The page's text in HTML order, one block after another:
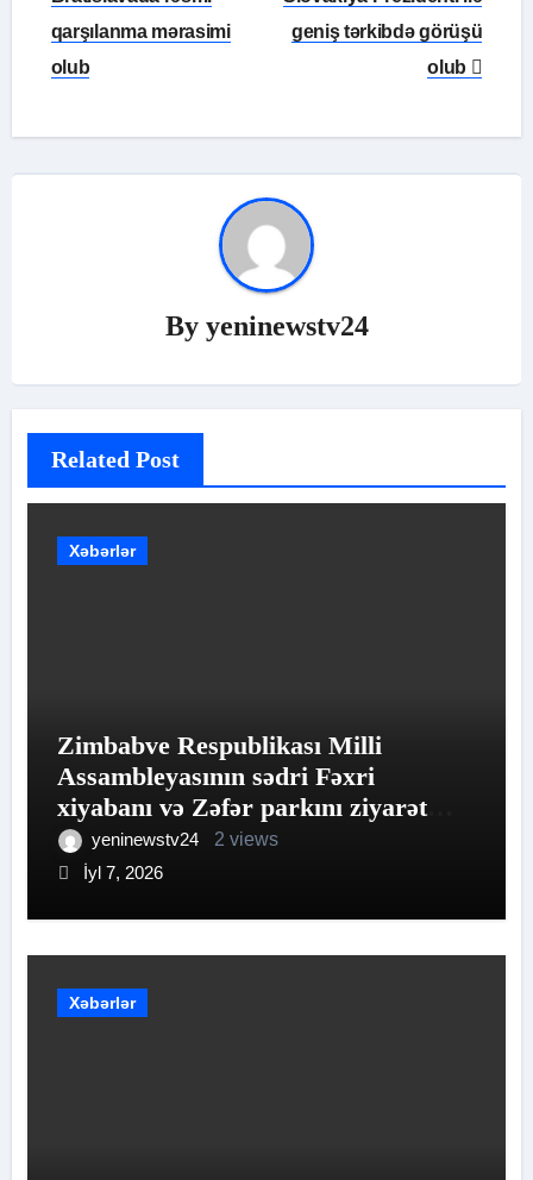
qarşılanma mərasimi
olub
geniş tərkibdə görüşü
olub
By yeninewstv24
Related Post
Xəbərlər
Zimbabve Respublikası Milli
Assambleyasının sədri Fəxri
xiyabanı və Zəfər parkını ziyarət
edibyeninewstv24
2 views
İyl 7, 2026
Xəbərlər